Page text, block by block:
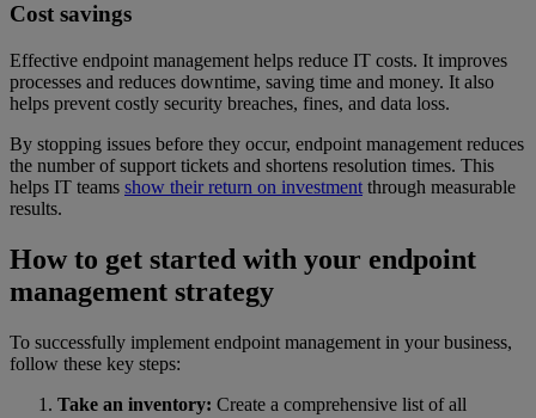
Cost savings
Effective endpoint management helps reduce IT costs. It improves
processes and reduces downtime, saving time and money. It also
helps prevent costly security breaches, fines, and data loss.
By stopping issues before they occur, endpoint management reduces
the number of support tickets and shortens resolution times. This
helps IT teams show their return on investment through measurable
results.
How to get started with your endpoint
management strategy
To successfully implement endpoint management in your business,
follow these key steps:
Take an inventory: Create a comprehensive list of all